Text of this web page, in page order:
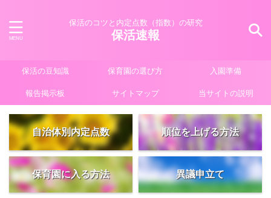
保活のコツと内定点数（指数）の研究
保活速報
保活の豆知識 保育園の選び方 入園準備
報告掲示板 サイトマップ 当サイトの説明
自治体別内定点数 順位を上げる方法
保育園に入る方法 異議申立て